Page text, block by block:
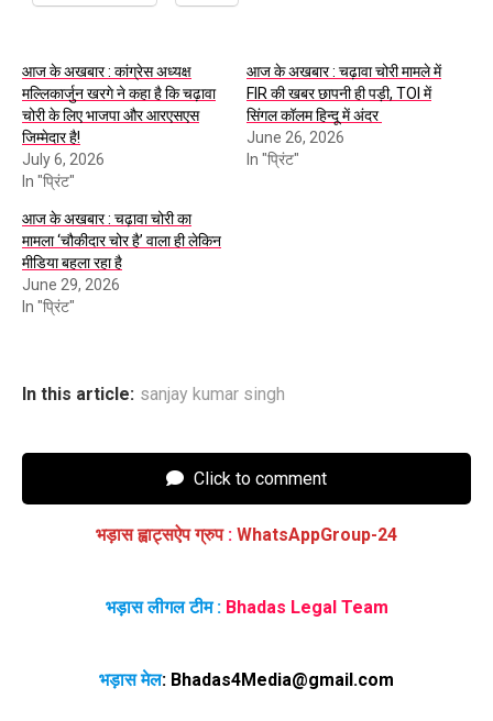
आज के अखबार : कांग्रेस अध्यक्ष
मल्लिकार्जुन खरगे ने कहा है कि चढ़ावा
चोरी के लिए भाजपा और आरएसएस
जिम्मेदार है!
July 6, 2026
In "प्रिंट"
आज के अखबार : चढ़ावा चोरी मामले में
FIR की खबर छापनी ही पड़ी, TOI में
सिंगल कॉलम हिन्दू में अंदर
June 26, 2026
In "प्रिंट"
आज के अखबार : चढ़ावा चोरी का
मामला ‘चौकीदार चोर है’ वाला ही लेकिन
मीडिया बहला रहा है
June 29, 2026
In "प्रिंट"
In this article: sanjay kumar singh
Click to comment
भड़ास ह्वाट्सऐप ग्रुप : WhatsAppGroup-24
भड़ास लीगल टीम : Bhadas Legal Team
भड़ास मेल: Bhadas4Media@gmail.com